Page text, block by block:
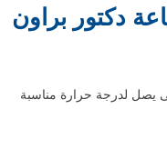
دكتور براون
يصل لدرجة حرارة مناسبة